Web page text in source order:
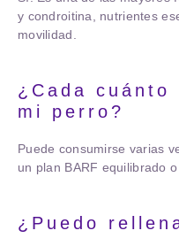
y condroitina, nutrientes
movilidad.
¿Cada cuánto
mi perro?
Puede consumirse varias
un plan BARF equilibrado
¿Puedo